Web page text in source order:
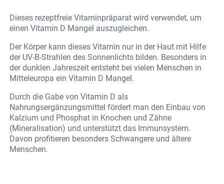
Dieses rezeptfreie Vitaminpräparat wird verwendet, um
einen Vitamin D Mangel auszugleichen.
Der Körper kann dieses Vitamin nur in der Haut mit Hilfe
der UV-B-Strahlen des Sonnenlichts bilden. Besonders in
der dunklen Jahreszeit entsteht bei vielen Menschen in
Mitteleuropa ein Vitamin D Mangel.
Durch die Gabe von Vitamin D als
Nahrungsergänzungsmittel fördert man den Einbau von
Kalzium und Phosphat in Knochen und Zähne
(Mineralisation) und unterstützt das Immunsystem.
Davon profitieren besonders Schwangere und ältere
Menschen.